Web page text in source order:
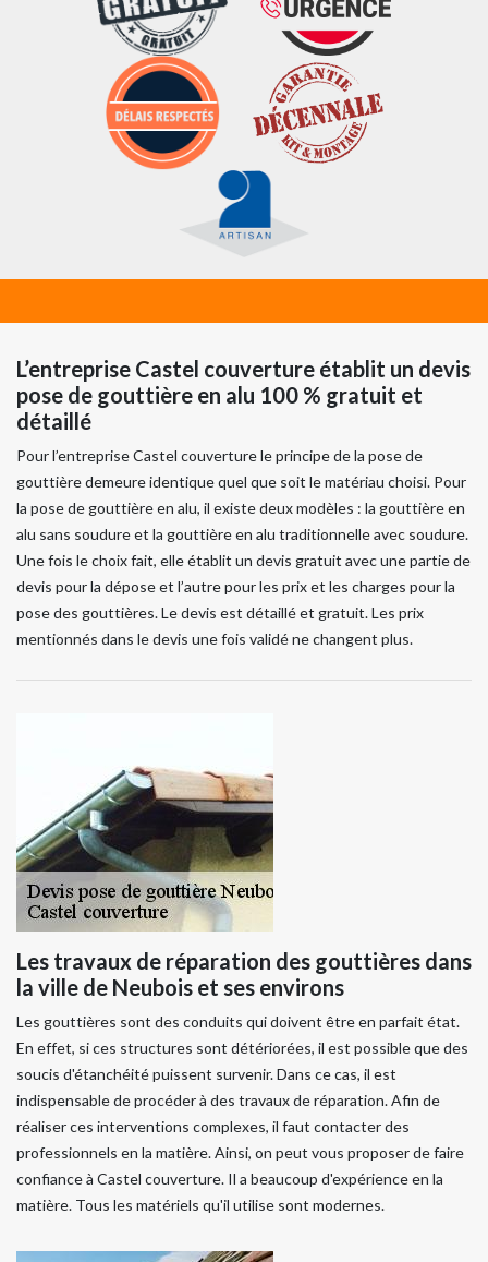
L’entreprise Castel couverture établit un devis
pose de gouttière en alu 100 % gratuit et
détaillé
Pour l’entreprise Castel couverture le principe de la pose de
gouttière demeure identique quel que soit le matériau choisi. Pour
la pose de gouttière en alu, il existe deux modèles : la gouttière en
alu sans soudure et la gouttière en alu traditionnelle avec soudure.
Une fois le choix fait, elle établit un devis gratuit avec une partie de
devis pour la dépose et l’autre pour les prix et les charges pour la
pose des gouttières. Le devis est détaillé et gratuit. Les prix
mentionnés dans le devis une fois validé ne changent plus.
Les travaux de réparation des gouttières dans
la ville de Neubois et ses environs
Les gouttières sont des conduits qui doivent être en parfait état.
En effet, si ces structures sont détériorées, il est possible que des
soucis d'étanchéité puissent survenir. Dans ce cas, il est
indispensable de procéder à des travaux de réparation. Afin de
réaliser ces interventions complexes, il faut contacter des
professionnels en la matière. Ainsi, on peut vous proposer de faire
confiance à Castel couverture. Il a beaucoup d'expérience en la
matière. Tous les matériels qu'il utilise sont modernes.